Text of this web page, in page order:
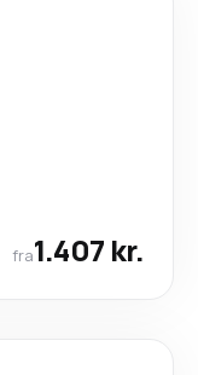
fra1.407 kr.